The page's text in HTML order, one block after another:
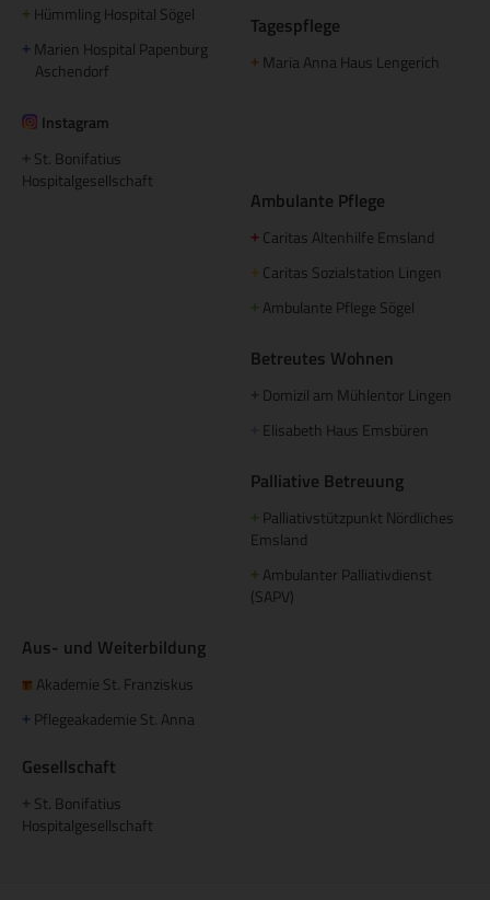
+ Hümmling Hospital Sögel
+ Marien Hospital Papenburg
Aschendorf
Instagram
St. Bonifatius
Hospitalgesellschaft
Tagespflege
+ Maria Anna Haus Lengerich
Ambulante Pflege
+ Caritas Altenhilfe Emsland
+ Caritas Sozialstation Lingen
+ Ambulante Pflege Sögel
Betreutes Wohnen
Domizil am Mühlentor Lingen
Elisabeth Haus Emsbüren
Palliative Betreuung
+ Palliativstützpunkt Nördliches
Emsland
+ Ambulanter Palliativdienst
(SAPV)
Aus- und Weiterbildung
Akademie St. Franziskus
+ Pflegeakademie St. Anna
Gesellschaft
St. Bonifatius
Hospitalgesellschaft